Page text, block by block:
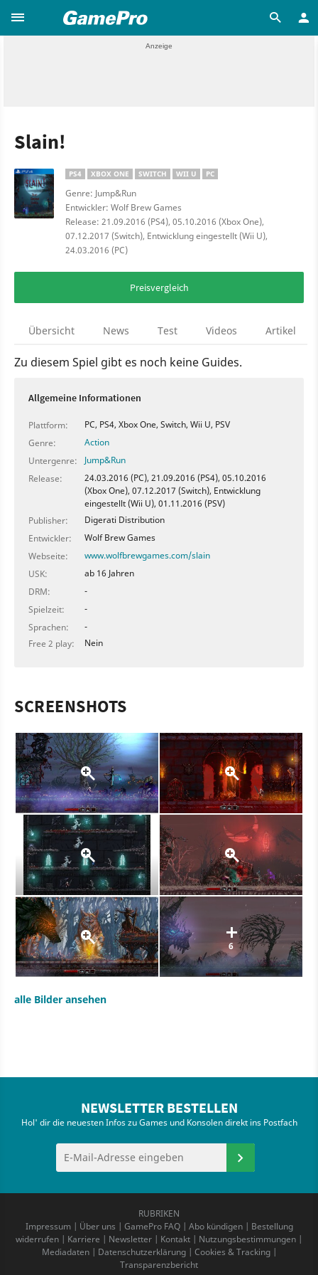
Slain!
PS4 XBOX ONE SWITCH WII U PC
Genre: Jump&Run
Entwickler: Wolf Brew Games
Release: 21.09.2016 (PS4), 05.10.2016 (Xbox One),
07.12.2017 (Switch), Entwicklung eingestellt (Wii U),
24.03.2016 (PC)
Preisvergleich
Übersicht News Test Videos Artikel
Zu diesem Spiel gibt es noch keine Guides.
Allgemeine Informationen
Plattform:
PC, PS4, Xbox One, Switch, Wii U, PSV
Genre:
Action
Untergenre:
Jump&Run
Release:
24.03.2016 (PC), 21.09.2016 (PS4), 05.10.2016
(Xbox One), 07.12.2017 (Switch), Entwicklung
eingestellt (Wii U), 01.11.2016 (PSV)
Publisher:
Digerati Distribution
Entwickler:
Wolf Brew Games
Webseite:
www.wolfbrewgames.com/slain
USK:
ab 16 Jahren
DRM:
-
Spielzeit:
-
Sprachen:
-
Free 2 play:
Nein
SCREENSHOTS
6
alle Bilder ansehen
NEWSLETTER BESTELLEN
Hol' dir die neuesten Infos zu Games und Konsolen direkt ins Postfach
RUBRIKEN
Impressum| Über uns | GamePro FAQ| Abo kündigen| Bestellung
widerrufen | Karriere | Newsletter | Kontakt | Nutzungsbestimmungen |
Mediadaten| Datenschutzerklärung| Cookies & Tracking|
Transparenzbericht